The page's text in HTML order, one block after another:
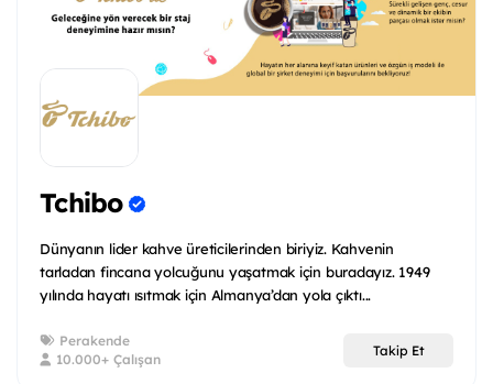
Tchibo
Dünyanın lider kahve üreticilerinden biriyiz. Kahvenin
tarladan fincana yolcuğunu yaşatmak için buradayız. 1949
yılında hayatı ısıtmak için Almanya’dan yola çıktı...
Perakende
10.000+ Çalışan
Takip Et